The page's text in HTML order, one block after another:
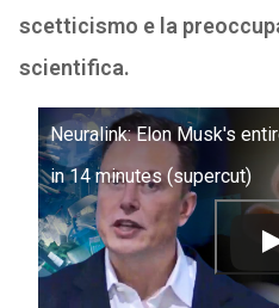
scetticismo e la
scientifica.
Neuralink: Elon Musk's
in 14 minutes (supercut)